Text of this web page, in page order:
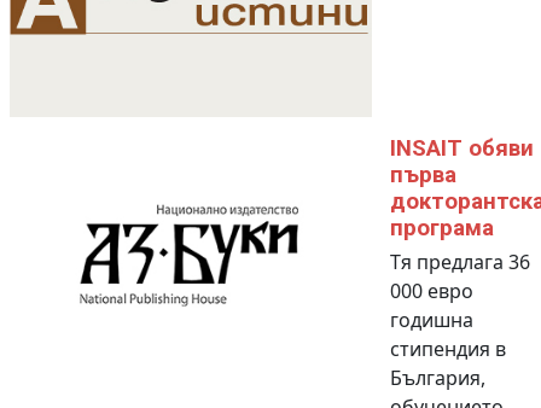
INSAIT обяви
първа
програма
Тя предлага 36
000 евро
годишна
стипендия в
България,